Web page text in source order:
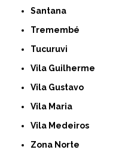
Santana
Tremembé
Tucuruvi
Vila Guilherme
Vila Gustavo
Vila Maria
Vila Medeiros
Zona Norte